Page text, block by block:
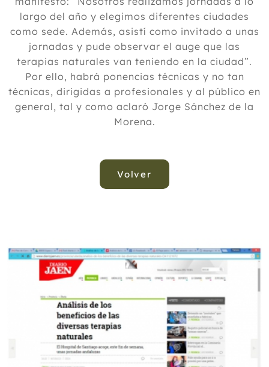
largo del año y elegimos diferentes ciudades
como sede. Además, asistí como invitado a unas
jornadas y pude observar el auge que las
terapias naturales van teniendo en la ciudad”.
Por ello, habrá ponencias técnicas y no tan
técnicas, dirigidas a profesionales y al público en
general, tal y como aclaró Jorge Sánchez de la
Morena.
Volver